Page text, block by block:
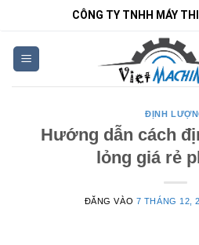
nội
dung
CÔNG TY TNHH MÁY
ĐỊNH
Hướng dẫn cách
lỏng giá rẻ
ĐĂNG VÀO 7 THÁNG 12,